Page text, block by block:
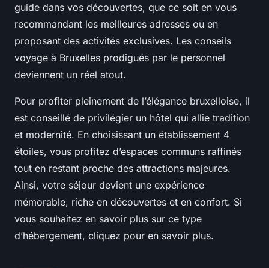
guide dans vos découvertes, que ce soit en vous
recommandant les meilleures adresses ou en
proposant des activités exclusives. Les conseils
voyage à Bruxelles prodigués par le personnel
deviennent un réel atout.
Pour profiter pleinement de l’élégance bruxelloise, il
est conseillé de privilégier un hôtel qui allie tradition
et modernité. En choisissant un établissement 4
étoiles, vous profitez d’espaces communs raffinés
tout en restant proche des attractions majeures.
Ainsi, votre séjour devient une expérience
mémorable, riche en découvertes et en confort. Si
vous souhaitez en savoir plus sur ce type
d’hébergement, cliquez pour en savoir plus.